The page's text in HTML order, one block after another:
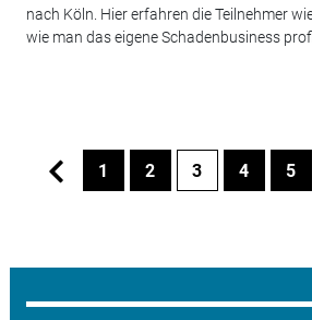
nach Köln. Hier erfahren die Teilnehmer
wie man das eigene Schadenbusiness
1 2 3 4 5